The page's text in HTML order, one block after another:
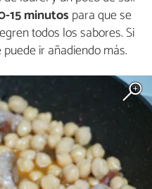
15 minutos para que se
todos los sabores. Si
ir añadiendo más.